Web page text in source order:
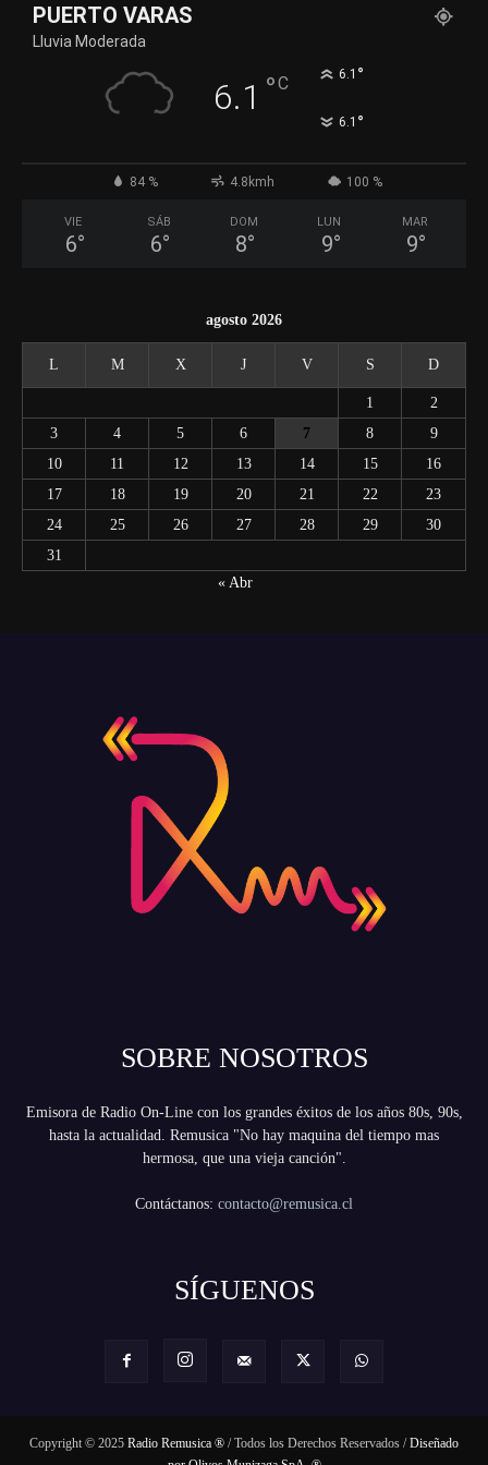
PUERTO VARAS
Lluvia Moderada
6.1 °C 6.1 °
6.1 °
84 % 4.8kmh 100 %
VIE
6°
SÁB
6°
DOM
8°
LUN
9°
MAR
9°
agosto 2026
L M X J V S D
1
2
3
4 5 6 7 8
9
10
11 12 13 14 15
16
17
18 19 20 21 22
23
24
25 26 27 28 29
30
31
« Abr
SOBRE NOSOTROS
Emisora de Radio On-Line con los grandes éxitos de los años 80s, 90s,
hasta la actualidad. Remusica "No hay maquina del tiempo mas
hermosa, que una vieja canción".
Contáctanos: contacto@remusica.cl
SÍGUENOS
Copyright © 2025 Radio Remusica ® / Todos los Derechos Reservados /Diseñado